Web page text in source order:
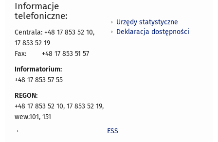
Informacje
telefoniczne:
Centrala: +48 17 853 52 10,
17 853 52 19
Fax:
+48 17 853 51 57
Informatorium:
+48 17 853 57 55
REGON:
+48 17 853 52 10, 17 853 52 19,
wew.101, 151
Urzędy statystyczne
Deklaracja dostępności
ESS